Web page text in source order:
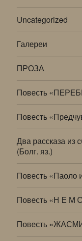
Uncategorized
Галереи
ПРОЗА
Повесть
Повесть
Два рассказа из
(Болг. яз.)
Повесть «Паоло
Повесть «Н Е М
Повесть